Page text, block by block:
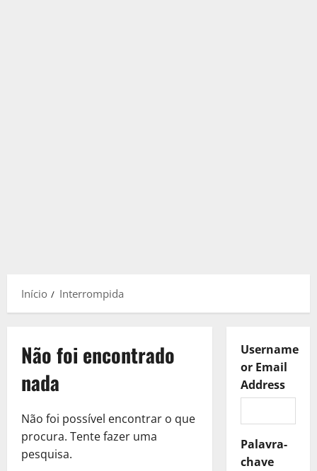
Início Interrompida
Não foi encontrado
nada
Não foi possível encontrar o que
procura. Tente fazer uma
pesquisa.
Username
or Email
Address
Palavra-
chave